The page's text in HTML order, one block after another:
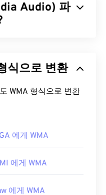
1 Layer II또는 Dolby
티미디어 컨테이너입
원하지 않습니다. 그럼
사용된 Windows PC
재생할 수 있습니다.
,
Audio) 파
이자 오디오 형식입니
업데이트 버전을 거치
가 중단한
여나요?
요소인Windows Media
사용됩니다. 하지만
WMA 형식으로 변환
환
에게 WMA
에게 WMA
에게 WMA